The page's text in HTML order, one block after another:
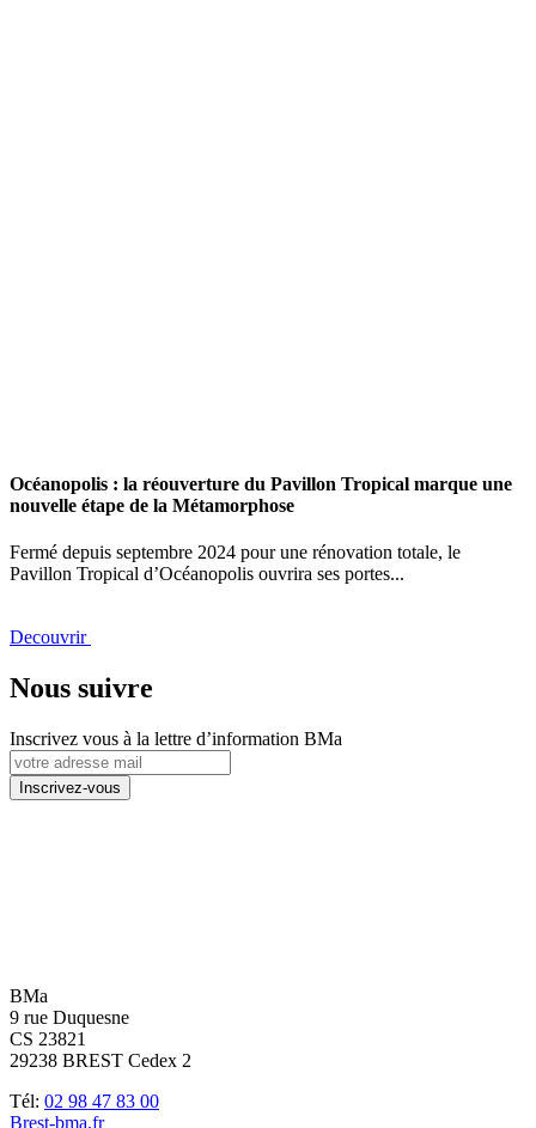
Océanopolis : la réouverture du Pavillon Tropical marque une
nouvelle étape de la Métamorphose
Fermé depuis septembre 2024 pour une rénovation totale, le
Pavillon Tropical d’Océanopolis ouvrira ses portes...
Decouvrir
Nous suivre
Inscrivez vous à la lettre d’information BMa
BMa
9 rue Duquesne
CS 23821
29238 BREST Cedex 2
Tél: 02 98 47 83 00
Brest-bma.fr